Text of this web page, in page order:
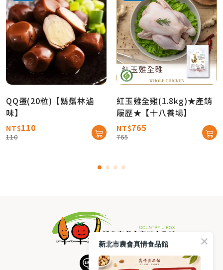
QQ蛋(20粒)【鬍鬚林滷
味】
NT$110
110
紅玉雞全雞(1.8kg)★產銷
履歷★【十八養場】
NT$765
765
新北市農會真情食品館